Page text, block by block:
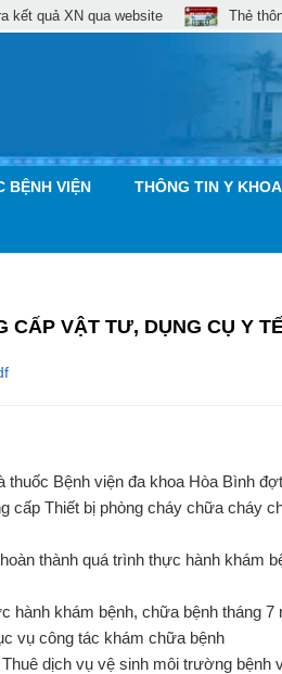
kết quả XN qua website Thẻ
BỆNH VIỆN THÔNG TIN Y KHOA
CẤP VẬT TƯ, DỤNG CỤ Y
Bệnh viện đa khoa Hòa Bình
cấp Thiết bị phòng cháy chữa cháy
thành quá trình thực hành khám
hành khám bệnh, chữa bệnh tháng 7
vụ công tác khám chữa bệnh
dịch vụ vệ sinh môi trường bệnh